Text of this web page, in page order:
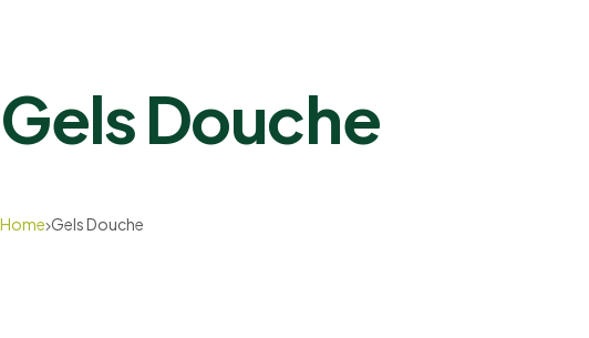
Gels Douche
Home Gels Douche